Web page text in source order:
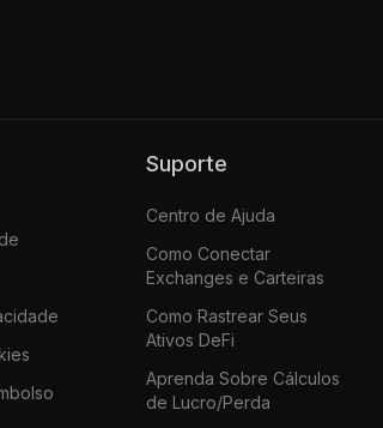
Suporte
Centro de Ajuda
Como Conectar
Exchanges e Carteiras
Como Rastrear Seus
Ativos DeFi
Aprenda Sobre Cálculos
de Lucro/Perda